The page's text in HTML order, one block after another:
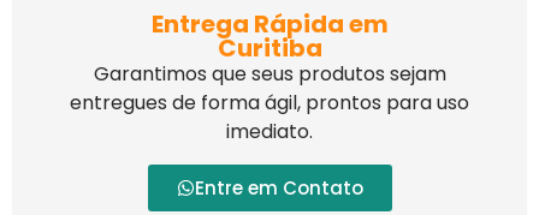
Entrega Rápida em
Curitiba
Garantimos que seus produtos sejam
entregues de forma ágil, prontos para uso
imediato.
Entre em Contato